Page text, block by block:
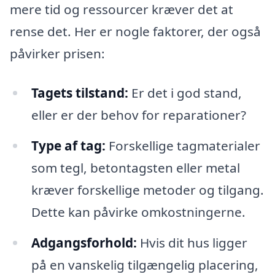
mere tid og ressourcer kræver det at
rense det. Her er nogle faktorer, der også
påvirker prisen:
Tagets tilstand: Er det i god stand,
eller er der behov for reparationer?
Type af tag: Forskellige tagmaterialer
som tegl, betontagsten eller metal
kræver forskellige metoder og tilgang.
Dette kan påvirke omkostningerne.
Adgangsforhold: Hvis dit hus ligger
på en vanskelig tilgængelig placering,